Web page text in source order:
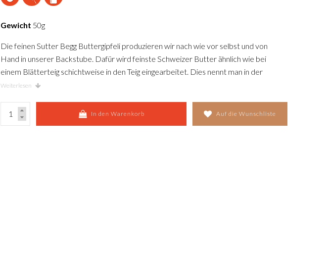
Gewicht 50g
Die feinen Sutter Begg Buttergipfeli produzieren wir nach wie vor selbst und von
Hand in unserer Backstube. Dafür wird feinste Schweizer Butter ähnlich wie bei
einem Blätterteig schichtweise in den Teig eingearbeitet. Dies nennt man in der
Fachsprache Tourieren. So entstehen die luftigen, dünnen Schichten, die typisch sind
Weiterlesen
In den Warenkorb Auf die Wunschliste